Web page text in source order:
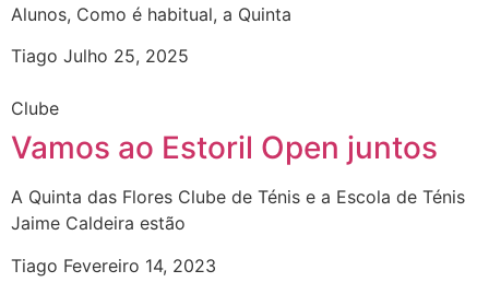
Alunos, Como é habitual, a Quinta
Tiago Julho 25, 2025
Clube
Vamos ao Estoril Open juntos
A Quinta das Flores Clube de Ténis e a Escola de Ténis
Jaime Caldeira estão
Tiago Fevereiro 14, 2023